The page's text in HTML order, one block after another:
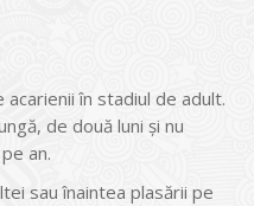
în stadiul de adult.
de două luni și nu
an.
sau înaintea plasării pe